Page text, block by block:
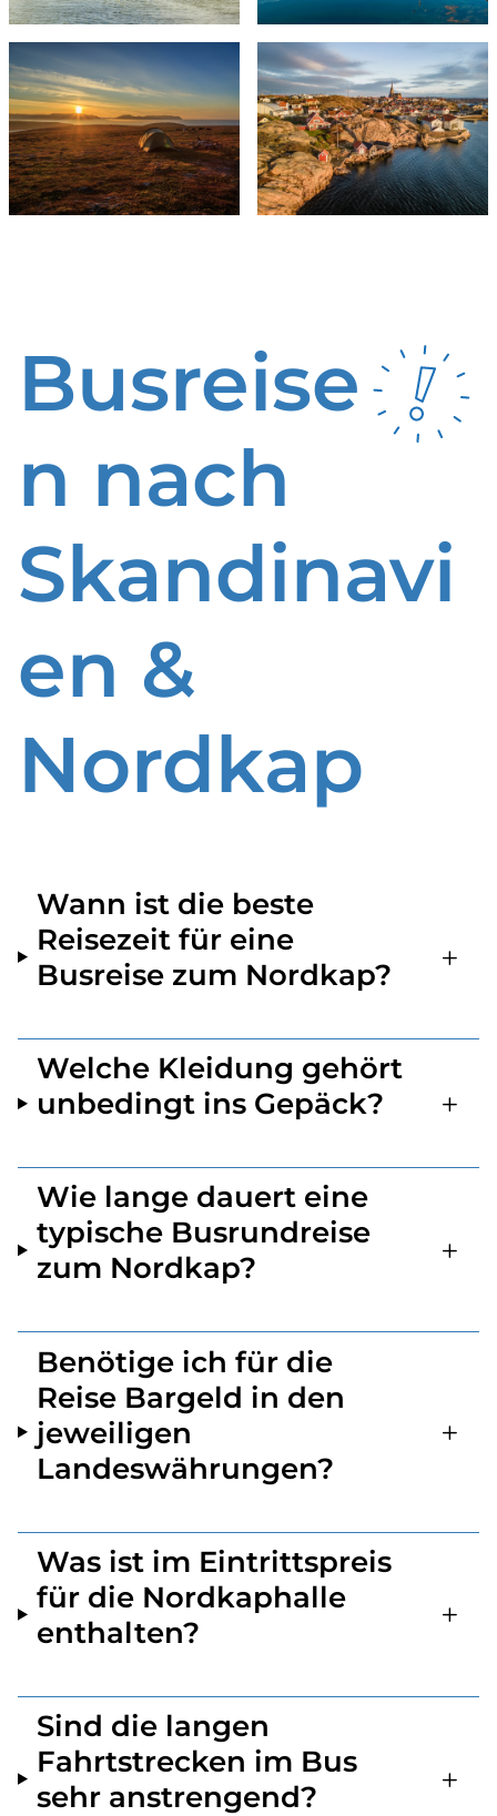
Wann ist die beste
Reisezeit für eine
Busreise zum Nordkap?
Welche Kleidung gehört
unbedingt ins Gepäck?
Wie lange dauert eine
typische Busrundreise
zum Nordkap?
Benötige ich für die
Reise Bargeld in den
jeweiligen
Landeswährungen?
Was ist im Eintrittspreis
für die Nordkaphalle
enthalten?
Sind die langen
Fahrtstrecken im Bus
sehr anstrengend?
Busreise
n nach
Skandinavi
en &
Nordkap